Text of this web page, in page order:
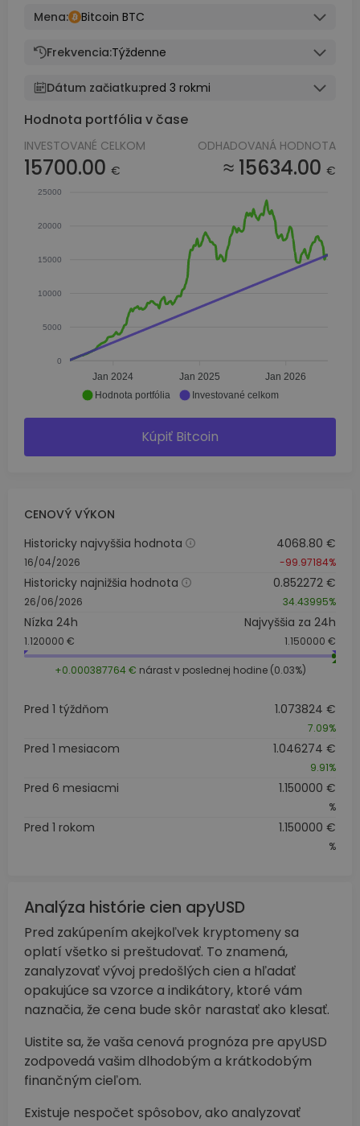
Mena:
Bitcoin BTC
Frekvencia:Týždenne
Dátum začiatku:pred 3 rokmi
Hodnota portfólia v čase
INVESTOVANÉ CELKOM
15700.00 €
ODHADOVANÁ HODNOTA
≈ 15634.00 €
25000
20000
15000
10000
5000
0
Jan 2024 Jan 2025 Jan 2026
Hodnota portfólia Investované celkom
Kúpiť Bitcoin
CENOVÝ VÝKON
Historicky najvyššia hodnota
16/04/2026
4068.80 €
-99.97184%
Historicky najnižšia hodnota
26/06/2026
0.852272 €
34.43995%
Nízka 24h
1.120000 €
Najvyššia za 24h
1.150000 €
+0.000387764 € nárast v poslednej hodine (0.03%)
Pred 1 týždňom 1.073824 €
7.09%
Pred 1 mesiacom 1.046274 €
9.91%
Pred 6 mesiacmi 1.150000 €
%
Pred 1 rokom 1.150000 €
%
Analýza histórie cien apyUSD
Pred zakúpením akejkoľvek kryptomeny sa
oplatí všetko si preštudovať. To znamená,
zanalyzovať vývoj predošlých cien a hľadať
opakujúce sa vzorce a indikátory, ktoré vám
naznačia, že cena bude skôr narastať ako klesať.
Uistite sa, že vaša cenová prognóza pre apyUSD
zodpovedá vašim dlhodobým a krátkodobým
finančným cieľom.
Existuje nespočet spôsobov, ako analyzovať